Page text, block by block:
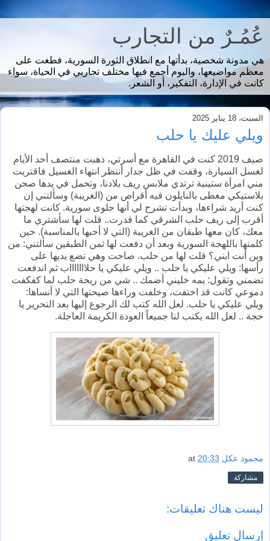
عُمُـرٌ من التجارب
هي مدونة شخصية، بدأتها مع انطلاق الثورة السورية، فطغت على
معظم مواضيعها، واليوم أجمع فيها مختلف تجاربي في الحياة، سواء
كانت في الإدارة، التفكير، أو الشعر.
السبت، 18 يناير 2025
ويلي عليك يا حلب
صيف 2019 كنت في القاهرة مع أسرتي، ذهبت منتصف أحد الأيام
لغسل السيارة، وقفت في ظل جدار أنتظر انتهاء الغسيل فاقتربت
مني امرأة ستينية ترتدي ملابس ريف بلادنا، وتحمل في يدها صحن
بلاستيكي مغطى بالنايلون فيه أقراص من (الغريبة) وسألتني إن
كنت أريد شراءها، وبدأت تشرح لي أنها حلوى سورية. كانت لهجتها
أقرب إلى ريف حلب الشرقي كما قدرت.. قلت لها سأشتري ما
معك، كان معها طبقان من الغريبة (التي لا أحبها بالمناسبة). حين
كلمتها باللهجة السورية وبعد أن دفعت لها ثمن الطبقين سألتني: من
وين أنت ابني؟ قلت لها من حلب. صاحت وهي تضع يديها على
رأسها: ويلي عليكي يا حلب .. ويلي عليكي يا حلاااااااب ثم اندفعت
تضمني وتقول: يمه خليني أضمك .. شي من ريحة حلب لما كفكفت
دموعي كانت قد اختفت، وخلفت وراءها صيحتها التي لا أنساها:
ويلي عليكي يا حلب. لعل الله كتب لك الرجوع إليها بعد التحرير يا
حجة .. لعل الله يكتب لنا جميعاً العودة الكريمة العاجلة.
محمود عكل at 20:33
مشاركة
ليست هناك تعليقات:
إرسال تعليق